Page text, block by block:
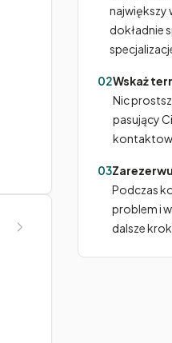
największy
dokładnie
02Wskaż
Nic
pasujący
03
Podczas
problem i
dalsze